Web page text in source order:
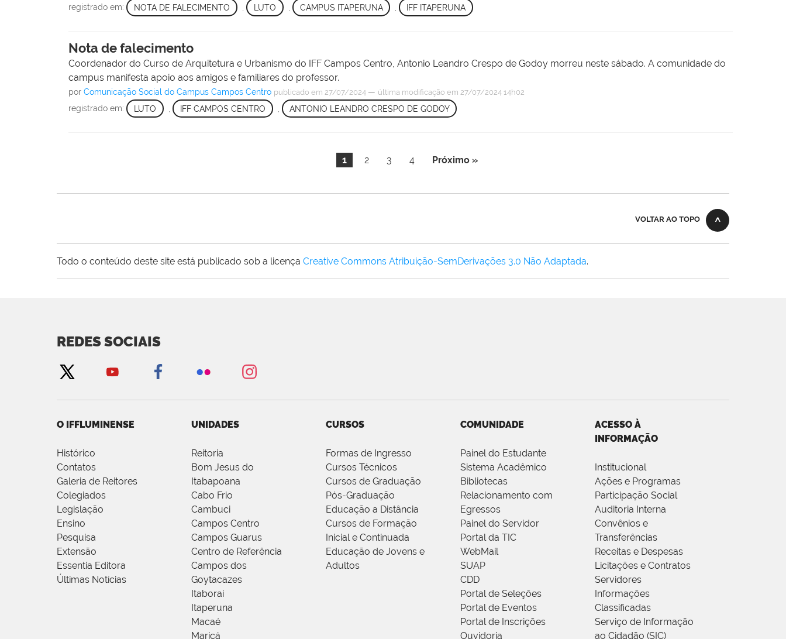
registrado em: NOTA DE FALECIMENTO LUTO CAMPUS ITAPERUNA , IFF ITAPERUNA
Nota de falecimento
Coordenador do Curso de Arquitetura e Urbanismo do IFF Campos Centro, Antonio Leandro Crespo de Godoy morreu neste sábado. A comunidade do
campus manifesta apoio aos amigos e familiares do professor.
porComunicação Social do Campus Campos Centro publicado em 27/07/2024 — última modificação em 27/07/2024 14h02
registrado em: LUTO IFF CAMPOS CENTRO ANTONIO LEANDRO CRESPO DE GODOY
1 2 3 4 Próximo »
VOLTAR AO TOPO
Todo o conteúdo deste site está publicado sob a licença Creative Commons Atribuição-SemDerivações 3.0 Não Adaptada.
REDES SOCIAIS
O IFFLUMINENSE
Histórico
Contatos
Galeria de Reitores
Colegiados
Legislação
Ensino
Pesquisa
Extensão
Essentia Editora
Últimas Notícias
UNIDADES
Reitoria
Bom Jesus do
Itabapoana
Cabo Frio
Cambuci
Campos Centro
Campos Guarus
Centro de Referência
Campos dos
Goytacazes
Itaboraí
Itaperuna
Macaé
Maricá
CURSOS
Formas de Ingresso
Cursos Técnicos
Cursos de Graduação
Pós-Graduação
Educação a Distância
Cursos de Formação
Inicial e Continuada
Educação de Jovens e
Adultos
COMUNIDADE
Painel do Estudante
Sistema Acadêmico
Bibliotecas
Relacionamento com
Egressos
Painel do Servidor
Portal da TIC
WebMail
SUAP
CDD
Portal de Seleções
Portal de Eventos
Portal de Inscrições
Ouvidoria
ACESSO À
INFORMAÇÃO
Institucional
Ações e Programas
Participação Social
Auditoria Interna
Convênios e
Transferências
Receitas e Despesas
Licitações e Contratos
Servidores
Informações
Classificadas
Serviço de Informação
ao Cidadão (SIC)